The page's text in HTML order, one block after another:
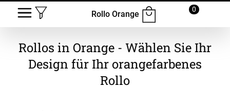
Rollo Orange
0
Rollos in Orange - Wählen Sie Ihr
Design für Ihr orangefarbenes
Rollo